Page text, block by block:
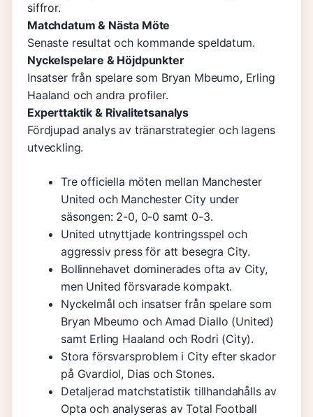
siffror.
Matchdatum & Nästa Möte
Senaste resultat och kommande speldatum.
Nyckelspelare & Höjdpunkter
Insatser från spelare som Bryan Mbeumo, Erling
Haaland och andra profiler.
Experttaktik & Rivalitetsanalys
Fördjupad analys av tränarstrategier och lagens
utveckling.
Tre officiella möten mellan Manchester
United och Manchester City under
säsongen: 2-0, 0-0 samt 0-3.
United utnyttjade kontringsspel och
aggressiv press för att besegra City.
Bollinnehavet dominerades ofta av City,
men United försvarade kompakt.
Nyckelmål och insatser från spelare som
Bryan Mbeumo och Amad Diallo (United)
samt Erling Haaland och Rodri (City).
Stora försvarsproblem i City efter skador
på Gvardiol, Dias och Stones.
Detaljerad matchstatistik tillhandahålls av
Opta och analyseras av Total Football